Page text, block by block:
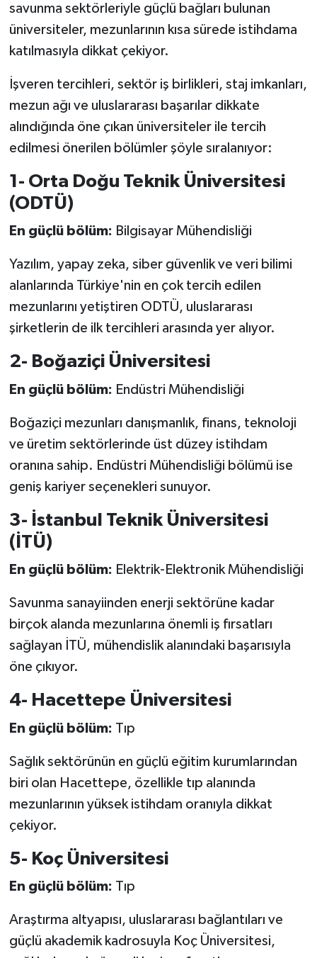
savunma sektörleriyle güçlü bağları bulunan
üniversiteler, mezunlarının kısa sürede istihdama
katılmasıyla dikkat çekiyor.
İşveren tercihleri, sektör iş birlikleri, staj imkanları,
mezun ağı ve uluslararası başarılar dikkate
alındığında öne çıkan üniversiteler ile tercih
edilmesi önerilen bölümler şöyle sıralanıyor:
1- Orta Doğu Teknik Üniversitesi
(ODTÜ)
En güçlü bölüm: Bilgisayar Mühendisliği
Yazılım, yapay zeka, siber güvenlik ve veri bilimi
alanlarında Türkiye'nin en çok tercih edilen
mezunlarını yetiştiren ODTÜ, uluslararası
şirketlerin de ilk tercihleri arasında yer alıyor.
2- Boğaziçi Üniversitesi
En güçlü bölüm: Endüstri Mühendisliği
Boğaziçi mezunları danışmanlık, finans, teknoloji
ve üretim sektörlerinde üst düzey istihdam
oranına sahip. Endüstri Mühendisliği bölümü ise
geniş kariyer seçenekleri sunuyor.
3- İstanbul Teknik Üniversitesi
(İTÜ)
En güçlü bölüm: Elektrik-Elektronik Mühendisliği
Savunma sanayiinden enerji sektörüne kadar
birçok alanda mezunlarına önemli iş fırsatları
sağlayan İTÜ, mühendislik alanındaki başarısıyla
öne çıkıyor.
4- Hacettepe Üniversitesi
En güçlü bölüm: Tıp
Sağlık sektörünün en güçlü eğitim kurumlarından
biri olan Hacettepe, özellikle tıp alanında
mezunlarının yüksek istihdam oranıyla dikkat
çekiyor.
5- Koç Üniversitesi
En güçlü bölüm: Tıp
Araştırma altyapısı, uluslararası bağlantıları ve
güçlü akademik kadrosuyla Koç Üniversitesi,
Vasıta
Yaşam